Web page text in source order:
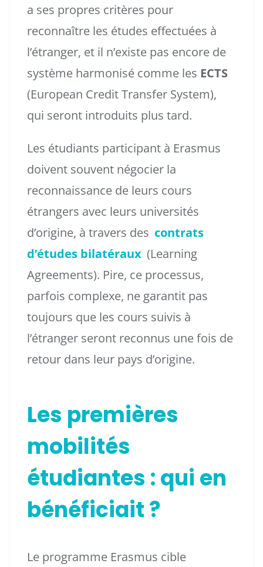
a ses propres critères pour
reconnaître les études effectuées à
l’étranger, et il n’existe pas encore de
système harmonisé comme les ECTS
(European Credit Transfer System),
qui seront introduits plus tard.
Les étudiants participant à Erasmus
doivent souvent négocier la
reconnaissance de leurs cours
étrangers avec leurs universités
d’origine, à travers des contrats
d’études bilatéraux (Learning
Agreements). Pire, ce processus,
parfois complexe, ne garantit pas
toujours que les cours suivis à
l’étranger seront reconnus une fois de
retour dans leur pays d’origine.
Les premières
mobilités
étudiantes : qui en
bénéficiait ?
Le programme Erasmus cible